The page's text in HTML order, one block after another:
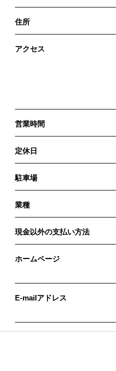
住所
アクセス
営業時間
定休日
駐車場
業種
現金以外の支払い方法
ホームページ
E-mailアドレス